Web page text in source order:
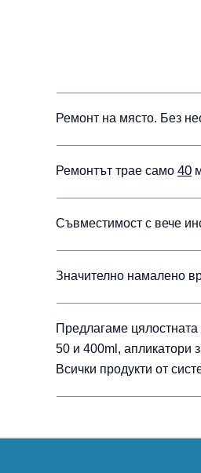
Ремонт на място. Без
Ремонтът трае само 40
Съвместимост с вече
Значително намалено
Предлагаме
50 и 400ml, апликатори
Всички продукти от